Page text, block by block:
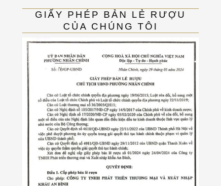
GIẤY PHÉP BẢN LẺ RƯỢU
CỦA CHÚNG TÔI